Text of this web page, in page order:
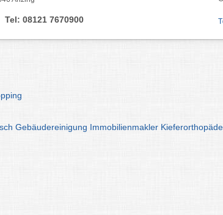
Tel: 08121 7670900
Gebäudereinigung Immobilienmakler Kieferorthopäde